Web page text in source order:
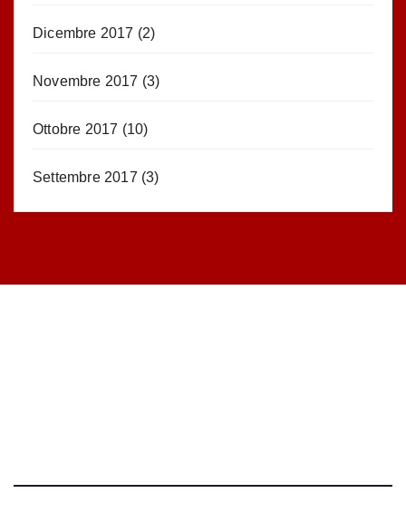
Dicembre 2017 (2)
Novembre 2017 (3)
Ottobre 2017 (10)
Settembre 2017 (3)